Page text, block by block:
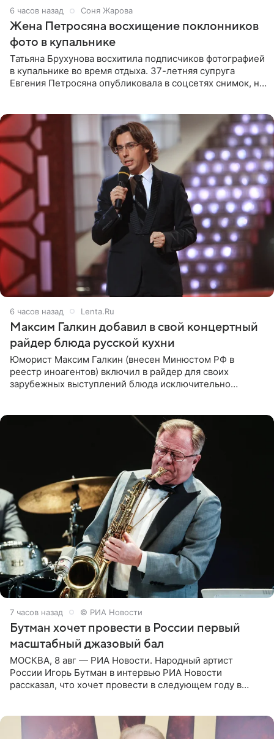
6 часов назад Соня Жарова
Жена Петросяна восхищение поклонников
фото в купальнике
Татьяна Брухунова восхитила подписчиков фотографией
в купальнике во время отдыха. 37-летняя супруга
Евгения Петросяна опубликовала в соцсетях снимок, на
6 часов назад Lenta.Ru
Максим Галкин добавил в свой концертный
райдер блюда русской кухни
Юморист Максим Галкин (внесен Минюстом РФ в
реестр иноагентов) включил в райдер для своих
зарубежных выступлений блюда исключительно
7 часов назад © РИА Новости
Бутман хочет провести в России первый
масштабный джазовый бал
МОСКВА, 8 авг — РИА Новости. Народный артист
России Игорь Бутман в интервью РИА Новости
рассказал, что хочет провести в следующем году в